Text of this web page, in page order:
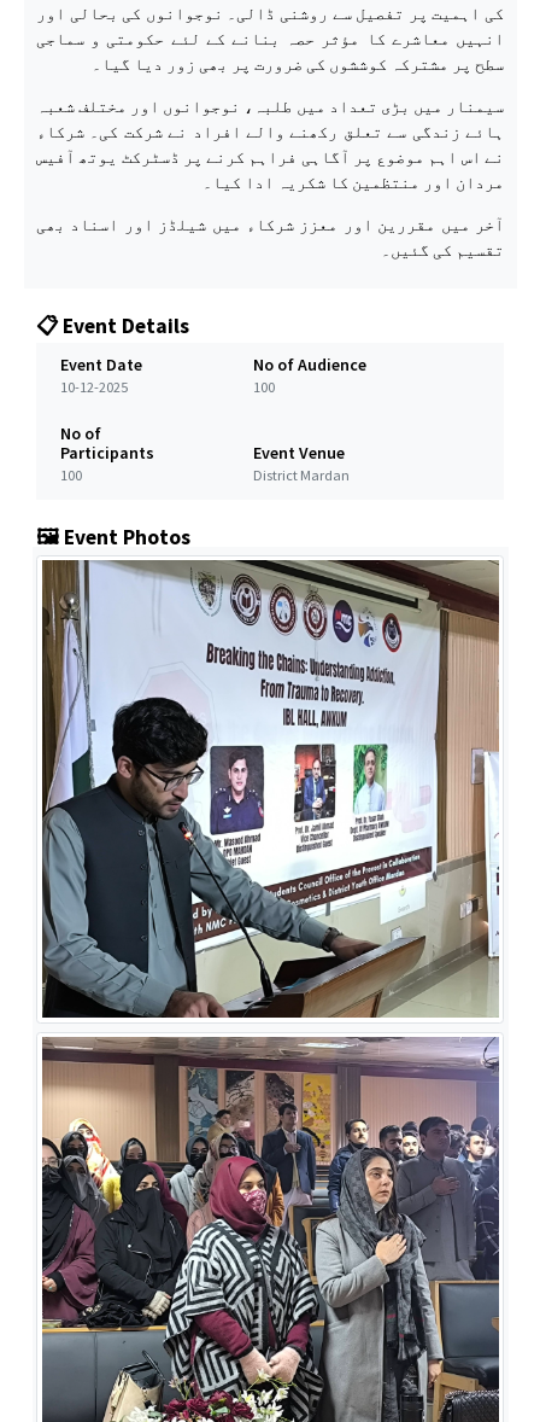
کی اہمیت پر تفصیل سے روشنی ڈالی۔ نوجوانوں کی بحالی اور
انہیں معاشرے کا مؤثر حصہ بنانے کے لئے حکومتی و سماجی
سطح پر مشترکہ کوششوں کی ضرورت پر بھی زور دیا گیا۔
سیمنار میں بڑی تعداد میں طلبہ، نوجوانوں اور مختلف شعبہ
ہائے زندگی سے تعلق رکھنے والے افراد نے شرکت کی۔ شرکاء
نے اس اہم موضوع پر آگاہی فراہم کرنے پر ڈسٹرکٹ یوتھ آفیس
مردان اور منتظمین کا شکریہ ادا کیا۔
آخر میں مقررین اور معزز شرکاء میں شیلڈز اور اسناد بھی
تقسیم کی گئیں۔
📋 Event Details
Event Date
10-12-2025
No of Audience
100
No of
Participants
100
Event Venue
District Mardan
🖼️ Event Photos